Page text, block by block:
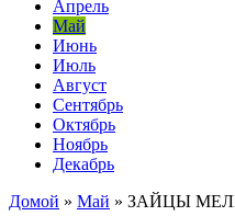
Апрель
Май
Июнь
Июль
Август
Сентябрь
Октябрь
Ноябрь
Декабрь
Домой » Май » ЗАЙЦЫ